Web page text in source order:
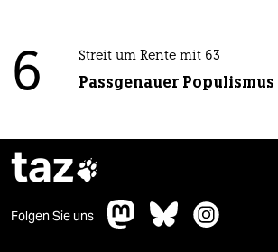
6 Streit um Rente mit 63
Passgenauer Populismus
taz
Folgen Sie uns